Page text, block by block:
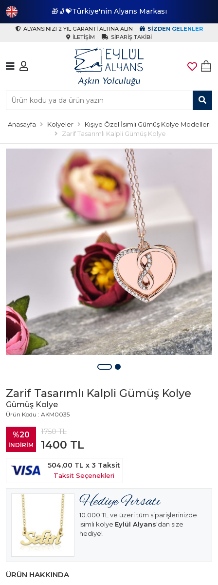
🎁🧦💝Türkiye'nin Alyans Markası
ALYANSINIZI 2 YIL GARANTI ALTINA ALIN
SIZDEN GELENLER
İLETIŞIM
SIPARIŞ TAKIBI
Anasayfa Kolyeler
Kişiye Özel İsimli Gümüş Kolye Modelleri
Zarif Tasarımlı Kalpli Gümüş Kolye
Zarif Tasarımlı Kalpli Gümüş Kolye
Gümüş Kolye
Ürün Kodu : AKM0035
%20
İNDİRİM
1750TL
1400 TL
504,00 TL x 3 Taksit
Taksit Seçenekleri
10.000 TL ve üzeri tüm siparişlerinizde
isimli kolye Eylül Alyans'dan size
hediye!
ÜRÜN HAKKINDA